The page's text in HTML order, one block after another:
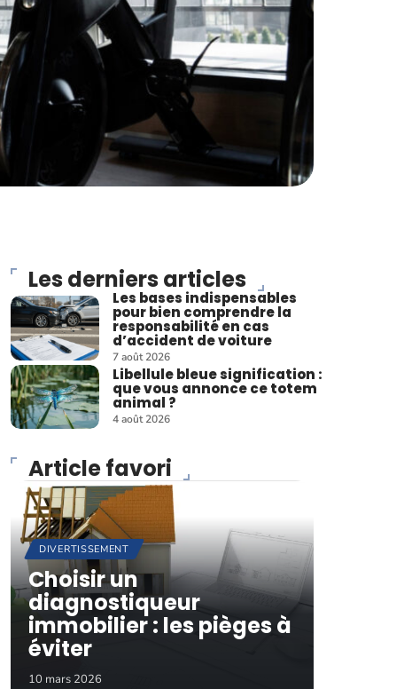
Les derniers articles
Les bases indispensables
pour bien comprendre la
responsabilité en cas
d’accident de voiture
7 août 2026
Libellule bleue signification :
que vous annonce ce totem
animal ?
4 août 2026
Article favori
DIVERTISSEMENT
Choisir un
diagnostiqueur
immobilier : les pièges à
éviter
10 mars 2026